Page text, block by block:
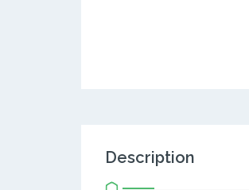
Description